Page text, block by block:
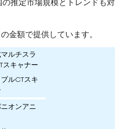
推定市場規模とトレンドも対
金額で提供しています。
ルチスラ
スキャナー
ルCTスキ
オンアニ